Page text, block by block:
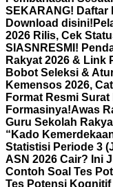
SEKARANG! Daftar
Download disini!
2026 Rilis, Cek
SIASN RESMI!
Rakyat 2026 & Link
Bobot Seleksi &
Kemensos 2026,
Format Resmi
Formasinya!Awas
Guru Sekolah
“Kado
Statistisi Periode 3
ASN 2026 Cair? Ini
Contoh Soal Tes
Tes Potensi Kognitif